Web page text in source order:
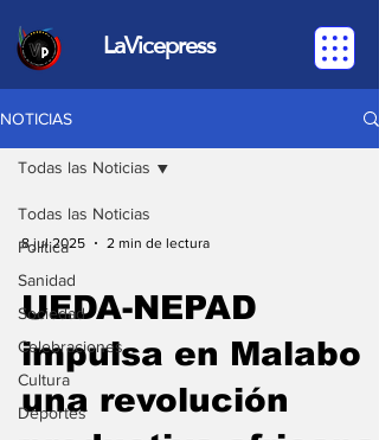
LaVicepress
NOTICIAS
Todas las Noticias
Política
Sanidad
Sociedad
Celebraciones
Cultura
Deportes
Todas las Noticias
8 jul 2025 2 min de lectura
UEDA-NEPAD
impulsa en Malabo
una revolución